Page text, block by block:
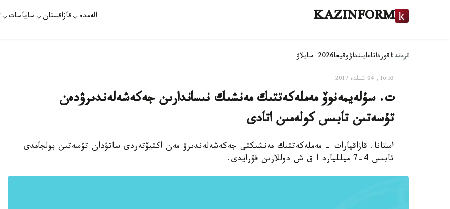
KAZINFORM الەمدە قازاقستان ساياسات
ترەند:اقورداتاعايىنداۋوقيعا2026-سايلاۋ
16:53, 04 شىلدە 2017
ت. سۇلەيمەنوۆ مەملەكەتتىك مەنشىك نىساندارىن جەكەشەلەندىرۋدەن
تۇسەتىن تابىس كولەمىن اتادى
استانا. قازاقپارات - مەملەكەتتىك مەنشىكتى جەكەشەلەندىرۋ مەن اكتيۆتەردى ساتۋدان تۇسەتىن بولجامدى
تابىس 4-7 ميلليارد ا ق ش دوللارىن قۇرايدى.